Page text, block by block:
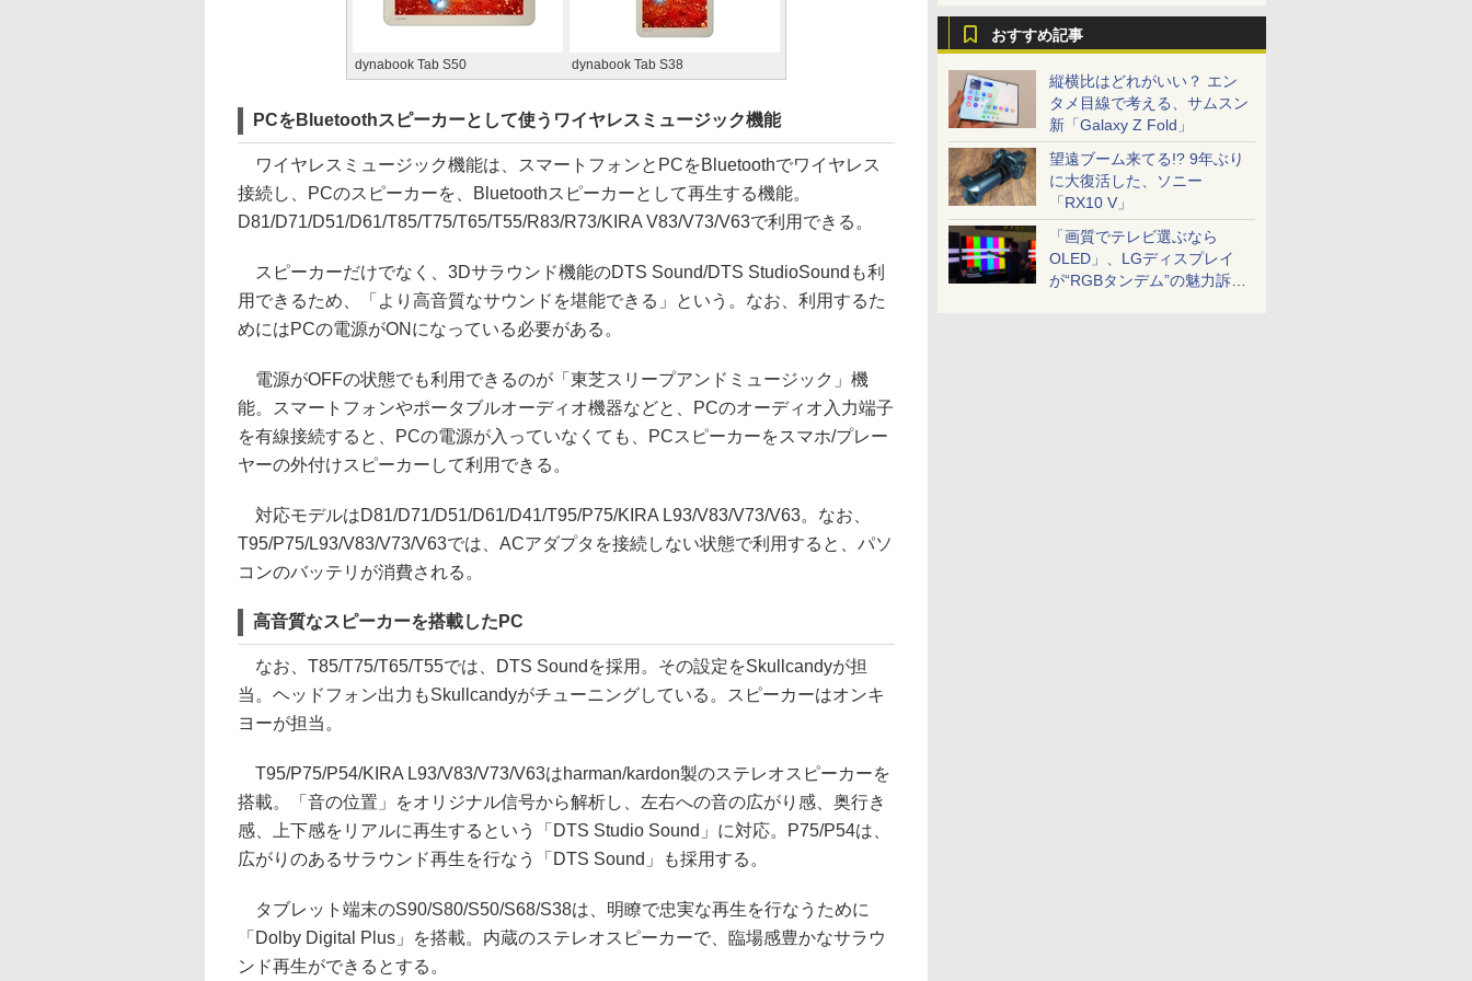
おすすめ記事
縦横比はどれがいい？ エン
タメ目線で考える、サムスン
新「Galaxy Z Fold」
望遠ブーム来てる!? 9年ぶり
に大復活した、ソニー
「RX10 V」
「画質でテレビ選ぶなら
OLED」、LGディスプレイ
が“RGBタンデム”の魅力訴
dynabook Tab S50 dynabook Tab S38
PCをBluetoothスピーカーとして使うワイヤレスミュージック機能
ワイヤレスミュージック機能は、スマートフォンとPCをBluetoothでワイヤレス
接続し、PCのスピーカーを、Bluetoothスピーカーとして再生する機能。
D81/D71/D51/D61/T85/T75/T65/T55/R83/R73/KIRA V83/V73/V63で利用できる。
スピーカーだけでなく、3Dサラウンド機能のDTS Sound/DTS StudioSoundも利
用できるため、「より高音質なサウンドを堪能できる」という。なお、利用するた
めにはPCの電源がONになっている必要がある。
電源がOFFの状態でも利用できるのが「東芝スリープアンドミュージック」機
能。スマートフォンやポータブルオーディオ機器などと、PCのオーディオ入力端子
を有線接続すると、PCの電源が入っていなくても、PCスピーカーをスマホ/プレー
ヤーの外付けスピーカーして利用できる。
対応モデルはD81/D71/D51/D61/D41/T95/P75/KIRA L93/V83/V73/V63。なお、
T95/P75/L93/V83/V73/V63では、ACアダプタを接続しない状態で利用すると、パソ
コンのバッテリが消費される。
高音質なスピーカーを搭載したPC
なお、T85/T75/T65/T55では、DTS Soundを採用。その設定をSkullcandyが担
当。ヘッドフォン出力もSkullcandyがチューニングしている。スピーカーはオンキ
ヨーが担当。
T95/P75/P54/KIRA L93/V83/V73/V63はharman/kardon製のステレオスピーカーを
搭載。「音の位置」をオリジナル信号から解析し、左右への音の広がり感、奥行き
感、上下感をリアルに再生するという「DTS Studio Sound」に対応。P75/P54は、
広がりのあるサラウンド再生を行なう「DTS Sound」も採用する。
タブレット端末のS90/S80/S50/S68/S38は、明瞭で忠実な再生を行なうために
「Dolby Digital Plus」を搭載。内蔵のステレオスピーカーで、臨場感豊かなサラウ
ンド再生ができるとする。